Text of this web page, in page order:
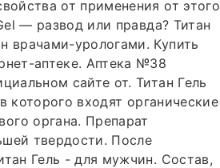
от применения от этого
— развод или правда? Титан
врачами-урологами. Купить
аптеке. Аптека №38
сайте от. Титан Гель
которого входят органические
органа. Препарат
твердости. После
Гель - для мужчин. Состав,